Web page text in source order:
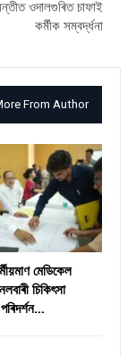
ওদালগুৰিত চাফাই
কৰ্মীক সম্বৰ্দ্ধনা
From Author
মেডিকেল
চিকিৎসা